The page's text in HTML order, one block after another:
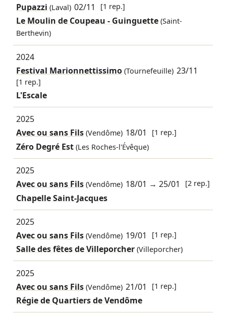
Pupazzi (Laval) 02/11 [1 rep.]
Le Moulin de Coupeau - Guinguette (Saint-
Berthevin)
2024
Festival Marionnettissimo(Tournefeuille) 23/11
[1 rep.]
L'Escale
2025
Avec ou sans Fils(Vendôme) 18/01 [1 rep.]
Zéro Degré Est (Les Roches-l'Évêque)
2025
Avec ou sans Fils(Vendôme) 18/01 →25/01 [2 rep.]
Chapelle Saint-Jacques
2025
Avec ou sans Fils(Vendôme) 19/01 [1 rep.]
Salle des fêtes de Villeporcher (Villeporcher)
2025
Avec ou sans Fils(Vendôme) 21/01 [1 rep.]
Régie de Quartiers de Vendôme